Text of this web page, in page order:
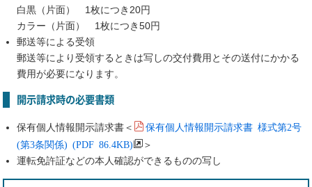
白黒（片面） 1枚につき20円
カラー（片面） 1枚につき50円
郵送等による受領
郵送等により受領するときは写しの交付費用とその送付にかかる
費用が必要になります。
開示請求時の必要書類
保有個人情報開示請求書＜
保有個人情報開示請求書 様式第2号
(第3条関係) (PDF 86.4KB)
＞
運転免許証などの本人確認ができるものの写し